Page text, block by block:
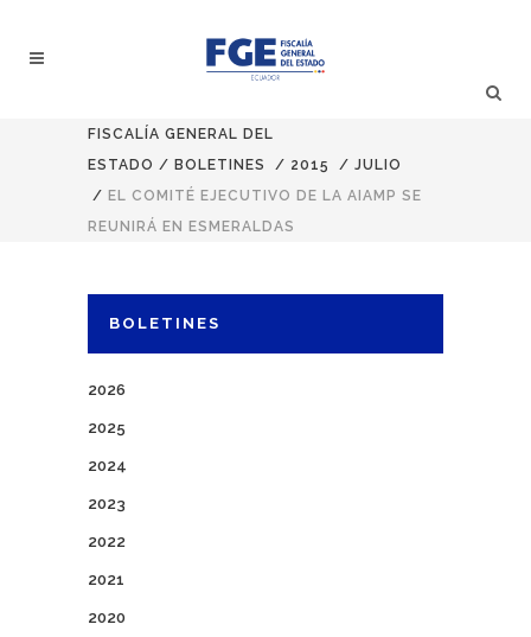
FISCALÍA GENERAL DEL
ESTADO / BOLETINES / 2015 / JULIO
/ EL COMITÉ EJECUTIVO DE LA AIAMP SE
REUNIRÁ EN ESMERALDAS
BOLETINES
2026
2025
2024
2023
2022
2021
2020